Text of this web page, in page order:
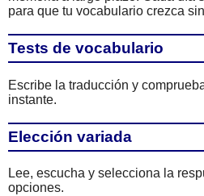
para que tu vocabulario crezca
Tests de vocabulario
Escribe la traducción y
instante.
Elección variada
Lee, escucha y selecciona la
opciones.